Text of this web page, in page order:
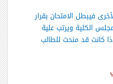
فيبطل الامتحان بقرار
الكلية ويرتب علية
كانت قد منحت للطالب